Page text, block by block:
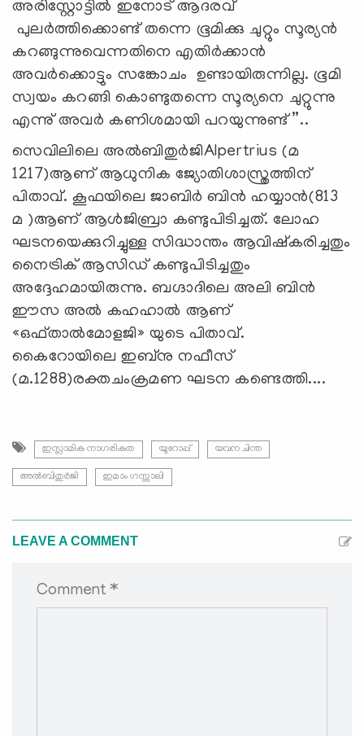
അരിസ്റ്റോട്ടിൽ ഇനോട് ആദരവ്
പുലർത്തിക്കൊണ്ട് തന്നെ ഭൂമിക്കു ചുറ്റും സൂര്യൻ
കറങ്ങുന്നുവെന്നതിനെ എതിർക്കാൻ
അവർക്കൊട്ടും സങ്കോചം ഉണ്ടായിരുന്നില്ല. ഭൂമി
സ്വയം കറങ്ങി കൊണ്ടുതന്നെ സൂര്യനെ ചുറ്റുന്നു
എന്നു് അവർ കണിശമായി പറയുന്നുണ്ട് ”..
സെവിലിലെ അൽബിതുർജിAlpertrius (മ
1217)ആണ് ആധുനിക ജ്യോതിശാസ്ത്രത്തിന്
പിതാവ്. കൂഫയിലെ ജാബിർ ബിൻ ഹയ്യാൻ(813
മ )ആണ് ആൾജിബ്രാ കണ്ടുപിടിച്ചത്. ലോഹ
ഘടനയെക്കുറിച്ചുള്ള സിദ്ധാന്തം ആവിഷ്കരിച്ചതും
നൈട്രിക് ആസിഡ് കണ്ടുപിടിച്ചതും
അദ്ദേഹമായിരുന്നു. ബഗ്ദാദിലെ അലി ബിൻ
ഈസ അൽ കഹഹാൽ ആണ്
«ഒഫ്താൽമോളജി» യുടെ പിതാവ്.
കൈറോയിലെ ഇബ്നു നഫീസ്
(മ.1288)രക്തചംക്രമണ ഘടന കണ്ടെത്തി....
ഇസ്ലാമിക നാഗരികത യൂറോപ്പ് യവന ചിന്ത
അൽബിതുർജി ഇമാം ഗസ്സാലി
LEAVE A COMMENT
Comment *